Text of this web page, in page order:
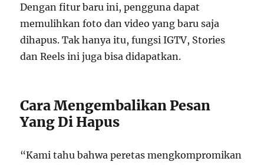
Dengan fitur baru ini, pengguna dapat
memulihkan foto dan video yang baru saja
dihapus. Tak hanya itu, fungsi IGTV, Stories
dan Reels ini juga bisa didapatkan.
Cara Mengembalikan Pesan
Yang Di Hapus
“Kami tahu bahwa peretas mengkompromikan